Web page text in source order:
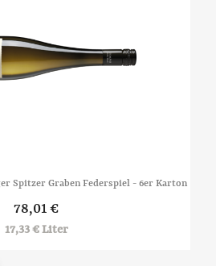
Spitzer Graben Federspiel - 6er Karton
78,01 €
17,33 € Liter